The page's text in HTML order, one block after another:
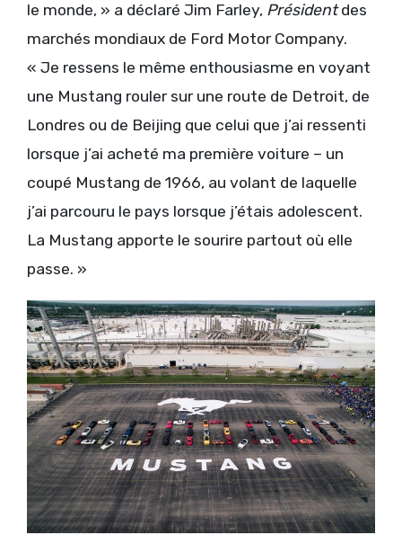
le monde, » a déclaré Jim Farley, Présidentdes
marchés mondiaux de Ford Motor Company.
« Je ressens le même enthousiasme en voyant
une Mustang rouler sur une route de Detroit, de
Londres ou de Beijing que celui que j’ai ressenti
lorsque j’ai acheté ma première voiture – un
coupé Mustang de 1966, au volant de laquelle
j’ai parcouru le pays lorsque j’étais adolescent.
La Mustang apporte le sourire partout où elle
passe. »